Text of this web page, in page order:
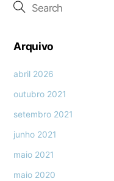
Arquivo
abril 2026
outubro 2021
setembro 2021
junho 2021
maio 2021
maio 2020